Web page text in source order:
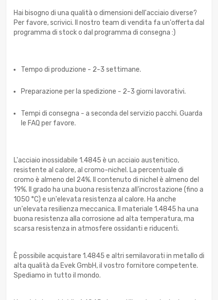
Hai bisogno di una qualità o dimensioni dell'acciaio diverse?
Per favore, scrivici. Il nostro team di vendita fa un'offerta dal
programma di stock o dal programma di consegna :)
Tempo di produzione - 2-3 settimane.
Preparazione per la spedizione - 2-3 giorni lavorativi.
Tempi di consegna - a seconda del servizio pacchi. Guarda
le FAQ per favore.
L'acciaio inossidabile 1.4845 è un acciaio austenitico,
resistente al calore, al cromo-nichel. La percentuale di
cromo è almeno del 24%. Il contenuto di nichel è almeno del
19%. Il grado ha una buona resistenza all'incrostazione (fino a
1050 °C) e un'elevata resistenza al calore. Ha anche
un'elevata resilienza meccanica. Il materiale 1.4845 ha una
buona resistenza alla corrosione ad alta temperatura, ma
scarsa resistenza in atmosfere ossidanti e riducenti.
È possibile acquistare 1.4845 e altri semilavorati in metallo di
alta qualità da Evek GmbH, il vostro fornitore competente.
Spediamo in tutto il mondo.